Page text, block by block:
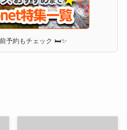
予約もチェック 🛏✨